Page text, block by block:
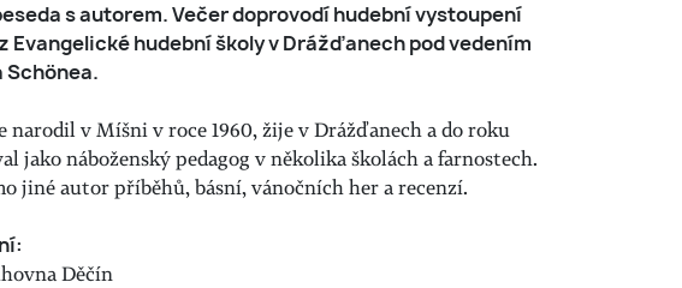
s autorem. Večer doprovodí hudební vystoupení
Evangelické hudební školy v Drážďanech pod vedením
Schönea.
narodil v Míšni v roce 1960, žije v Drážďanech a do roku
jako náboženský pedagog v několika školách a farnostech.
jiné autor příběhů, básní, vánočních her a recenzí.
Děčín